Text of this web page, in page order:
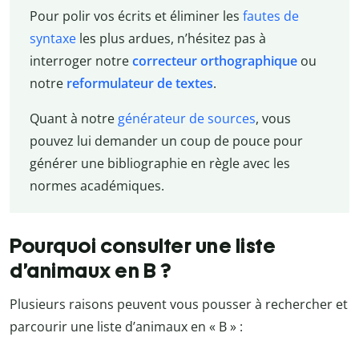
Pour polir vos écrits et éliminer les fautes de
syntaxeles plus ardues, n’hésitez pas à
interroger notrecorrecteur orthographiqueou
notre reformulateur de textes.
Quant à notre générateur de sources, vous
pouvez lui demander un coup de pouce pour
générer une bibliographie en règle avec les
normes académiques.
Pourquoi consulter une liste
d’animaux en B ?
Plusieurs raisons peuvent vous pousser à rechercher et
parcourir une liste d’animaux en « B » :